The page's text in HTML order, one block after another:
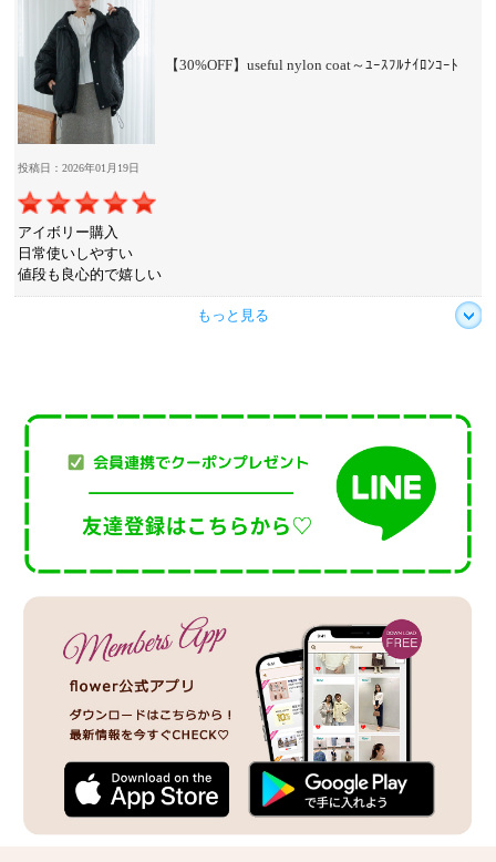
【30%OFF】useful nylon coat～ﾕｰｽﾌﾙﾅｲﾛﾝｺｰﾄ
投稿日：2026年01月19日
アイボリー購入
日常使いしやすい
値段も良心的で嬉しい
もっと見る